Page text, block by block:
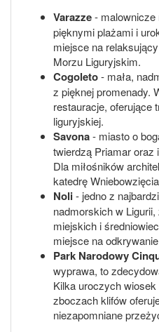
Varazze-
pięknymi plażami i
miejsce na
Morzu Liguryjskim.
Cogoleto- mała,
z pięknej promenady.
restauracje, oferujące
liguryjskiej.
Savona- miasto o
twierdzą Priamar oraz
Dla miłośników
katedrę
Noli- jedno z
nadmorskich w
miejskich i
miejsce na
Park Narodowy
wyprawa, to
Kilka uroczych
zboczach klifów
niezapomniane